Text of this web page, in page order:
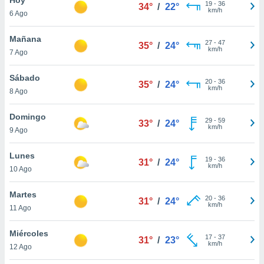
y
en
más
de
6 Ago
34° / 22° 19- 36
km/h
Mañana
7 Ago
35° / 24° 27- 47
km/h
Sábado
8 Ago
35° / 24° 20- 36
km/h
Domingo
9 Ago
33° / 24° 29- 59
km/h
Lunes
10 Ago
31° / 24° 19- 36
km/h
Martes
11 Ago
31° / 24° 20- 36
km/h
Miércoles
12 Ago
31° / 23° 17- 37
km/h